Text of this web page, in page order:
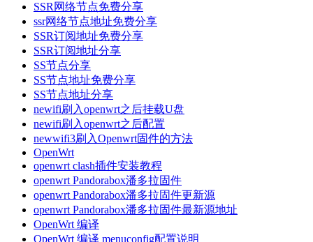
SSR网络节点免费分享
ssr网络节点地址免费分享
SSR订阅地址免费分享
SSR订阅地址分享
SS节点分享
SS节点地址免费分享
SS节点地址分享
newifi刷入openwrt之后挂载U盘
newifi刷入openwrt之后配置
newwifi3刷入Openwrt固件的方法
OpenWrt
openwrt clash插件安装教程
openwrt Pandorabox潘多拉固件
openwrt Pandorabox潘多拉固件更新源
openwrt Pandorabox潘多拉固件最新源地址
OpenWrt 编译
OpenWrt 编译 menuconfig配置说明